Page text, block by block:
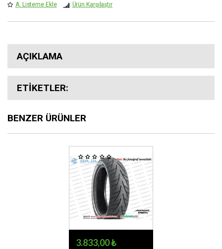
A. Listeme Ekle Ürün Karşılaştır
AÇIKLAMA
ETIKETLER:
BENZER ÜRÜNLER
3.833,00 ₺